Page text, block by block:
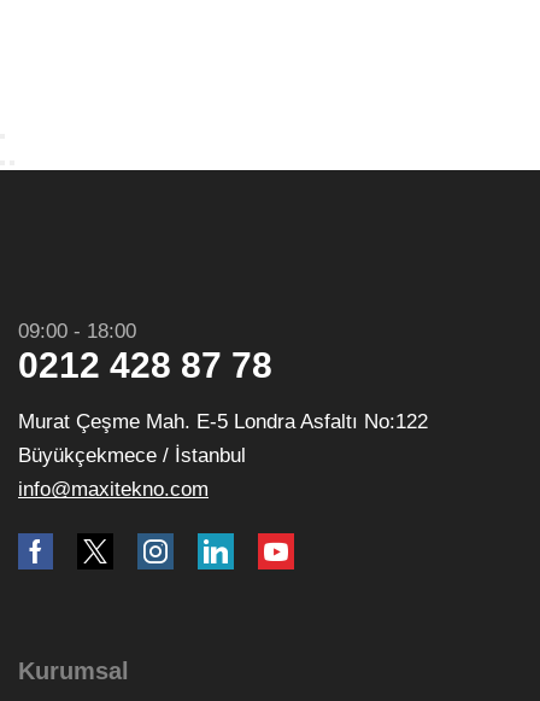
09:00 - 18:00
0212 428 87 78
Murat Çeşme Mah. E-5 Londra Asfaltı No:122
Büyükçekmece / İstanbul
info@maxitekno.com
Kurumsal